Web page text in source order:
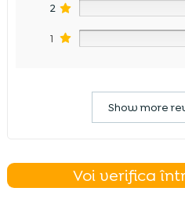
2
1
Show more
Voi verifica